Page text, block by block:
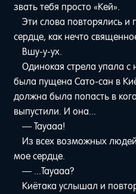
звать тебя просто «Кей».
Эти слова повторялись и
сердце, как нечто
Вшу-у-ух.
Одинокая стрела упала с
была пущена Сато-сан в
должна была попасть в
выпустили. И она...
— Тауааа!
Из всех возможных
мое сердце.
— ...Тауааа?
Киётака услышал и